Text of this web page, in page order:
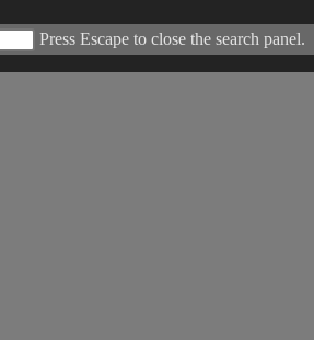
Press Escape to close the search panel.